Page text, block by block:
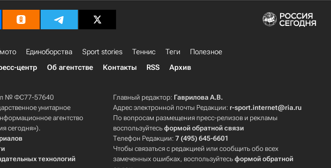
Единоборства Sport stories Теннис Теги
Полезное
центр Об агентстве Контакты RSS Архив
№ ФС77-57640
унитарное
агентство
сегодня»).
технологий
Главный редактор: Гаврилова А.В.
Адрес электронной почты Редакции: r-sport.internet@ria.ru
По вопросам размещения пресс-релизов и рекламы
воспользуйтесьформой обратной связи
Телефон Редакции:7 (495) 645-6601
Чтобы связаться с редакцией или сообщить обо всех
замеченных ошибках, воспользуйтесьформой обратной